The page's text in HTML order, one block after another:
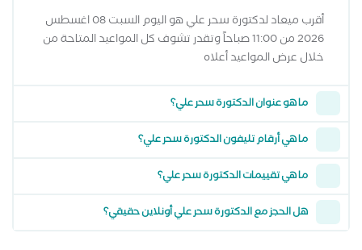
أقرب ميعاد لدكتورة سحر علي هو اليوم السبت 08 اغسطس
2026 من 11:00 صباحاً وتقدر تشوف كل المواعيد المتاحة من
خلال عرض المواعيد أعلاه
ما هو عنوان الدكتورة سحر علي؟
ما هي أرقام تليفون الدكتورة سحر علي؟
ما هي تقييمات الدكتورة سحر علي؟
هل الحجز مع الدكتورة سحر علي أونلاين حقيقي؟